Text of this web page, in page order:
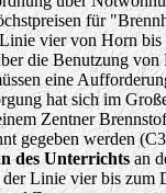
für
vier von Horn bis
die Benutzung
eine
hat sich im
Zentner
gegeben werden
des Unterrichtsan
der Linie vier bis zum